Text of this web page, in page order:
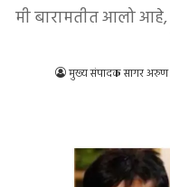
मी बारामतीत आलो
मुख्य संपादक सागर अरुण